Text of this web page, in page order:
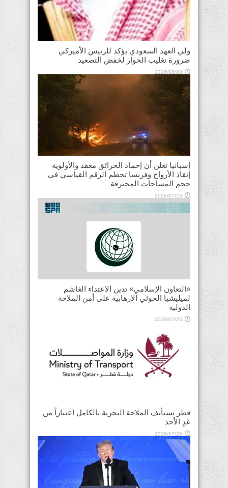
ولي العهد السعودي يؤكد للرئيس الأميركي
ضرورة تغليب الحوار لخفض التصعيد
2026/08/03
إسبانيا تعلن أن إخماد الحرائق معقد والأولوية
إنقاذ الأرواح وفرنسا تحطم الرقم القياسي في
حجم المساحات المحترقة
2026/07/25
«التعاون الإسلامي» تدين الاعتداء الغاشم
لميليشيا الحوثي الإرهابية على أمن الملاحة
الدولية
2026/07/25
قطر تستأنف الملاحة البحرية بالكامل اعتباراً من
غدٍ الأحد
2026/07/25